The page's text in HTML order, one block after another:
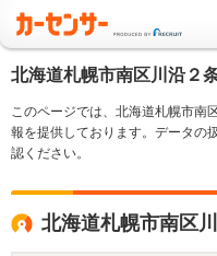
北海道札幌市南区川沿２
このページでは、北海道札幌市南
報を提供しております。データの
認ください。
北海道札幌市南区